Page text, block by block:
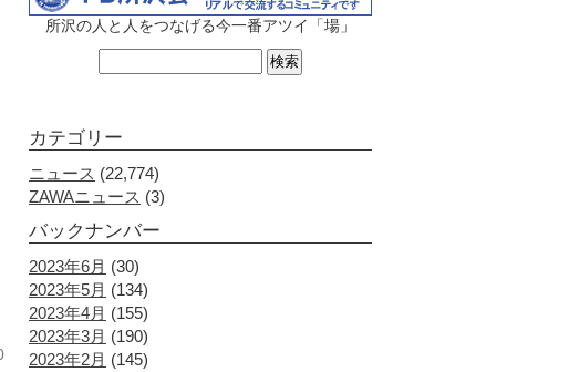
所沢の人と人をつなげる今一番アツイ「場」
カテゴリー
ニュース (22,774)
ZAWAニュース (3)
バックナンバー
2023年6月 (30)
2023年5月 (134)
2023年4月 (155)
2023年3月 (190)
2023年2月 (145)